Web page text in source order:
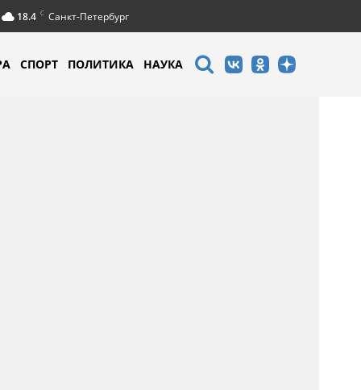
18.4 C Санкт-Петербург
СПОРТ ПОЛИТИКА НАУКА